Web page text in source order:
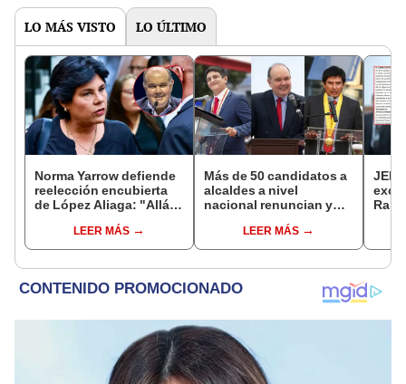
LO MÁS VISTO LO ÚLTIMO
Norma Yarrow defiende
reelección encubierta
de López Aliaga: "Allá el
sacar la vuelta"
LEER MÁS
Más de 50 candidatos a
alcaldes a nivel
nacional renuncian y
encubiertaLEER MÁS
JEE